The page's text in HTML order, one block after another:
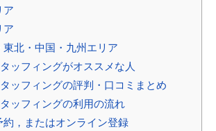
ア
ア
東北・中国・九州エリア
ッフィングがオススメな人
ッフィングの評判・口コミまとめ
ッフィングの利用の流れ
約，またはオンライン登録